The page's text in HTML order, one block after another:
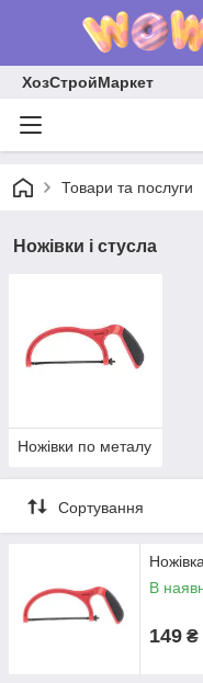
ХозСтройМаркет
Товари та послуги
Ножівки і стусла
Ножівки по металу
Сортування
В
149 ₴